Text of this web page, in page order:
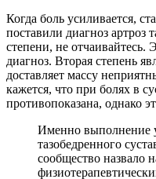
Когда боль усиливается,
поставили диагноз артроз
степени, не отчаивайтесь.
диагноз. Вторая степень
доставляет массу
кажется, что при болях в
противопоказана, однако
Именно выполнение
тазобедренного
сообщество назвало